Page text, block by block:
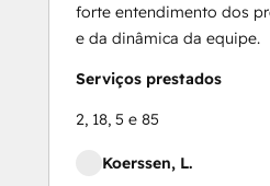
forte entendimento dos
e da dinâmica da equipe.
Serviços prestados
2, 18, 5 e 85
Koerssen, L.